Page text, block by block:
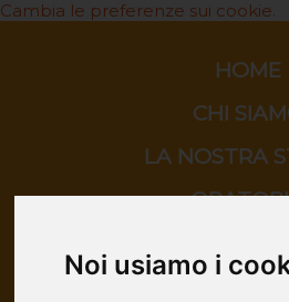
Noi usiamo i
Cambia le preferenze sui cookie.
HOME
CHI
LA NOSTRA